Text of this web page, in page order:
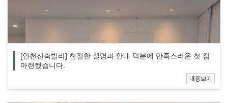
[인천신축빌라] 친절한 설명과 안내 덕분에 만족스러운 첫 집
마련했습니다.
내용보기